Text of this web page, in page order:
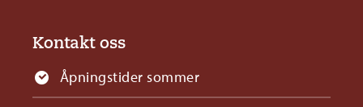
Kontakt oss
Åpningstider sommer